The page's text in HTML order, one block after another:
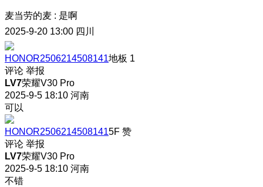
麦当劳的麦 : 是啊
2025-9-20 13:00 四川
HONOR2506214508141地板 1
评论 举报
LV7荣耀V30 Pro
2025-9-5 18:10 河南
可以
HONOR25062145081415F 赞
评论 举报
LV7荣耀V30 Pro
2025-9-5 18:10 河南
不错